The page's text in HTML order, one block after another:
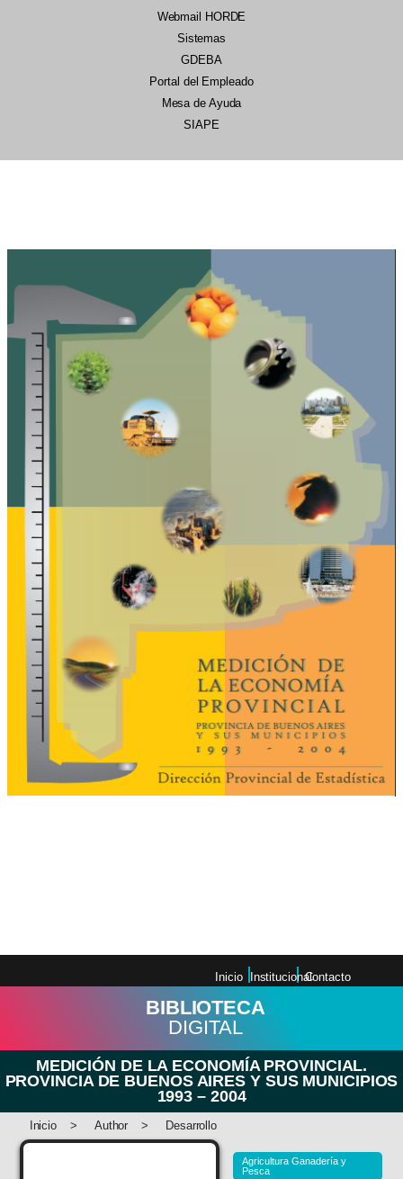
Webmail HORDE
Sistemas
GDEBA
Portal del Empleado
Mesa de Ayuda
SIAPE
Inicio InstitucionalContacto
BIBLIOTECA
DIGITAL
MEDICIÓN DE LA ECONOMÍA PROVINCIAL.
PROVINCIA DE BUENOS AIRES Y SUS MUNICIPIOS
1993 – 2004
Inicio > Author > Desarrollo
Agricultura Ganadería y
Pesca